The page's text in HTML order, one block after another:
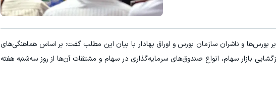
بورس‌ها و ناشران سازمان بورس و اوراق بهادار با بیان این مطلب گفت: بر اساس هماهنگی‌های
بازار سهام، انواع صندوق‌های سرمایه‌گذاری در سهام و مشتقات آن‌ها از روز سه‌شنبه هفته